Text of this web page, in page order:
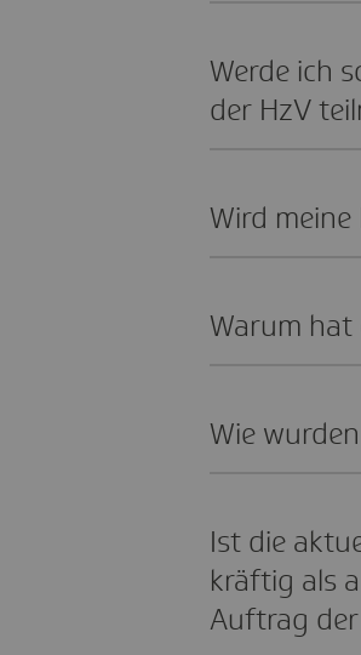
Werde ich
der HzV
Wird
Warum hat
Wie
Ist die
kräftig als
Auftrag